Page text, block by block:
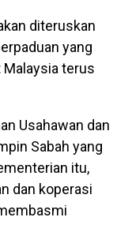
diteruskan
yang
terus
Usahawan dan
Sabah yang
itu,
dan koperasi